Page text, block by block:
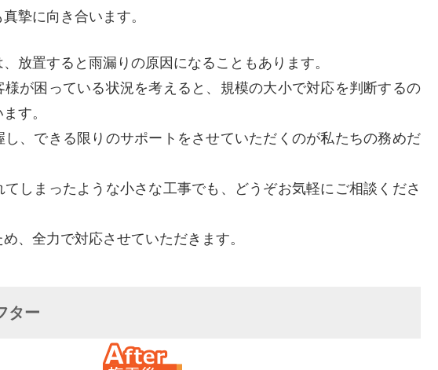
摯に向き合います。
放置すると雨漏りの原因になることもあります。
様が困っている状況を考えると、規模の大小で対応を判断するの
す。
し、できる限りのサポートをさせていただくのが私たちの務めだ
てしまったような小さな工事でも、どうぞお気軽にご相談くださ
、全力で対応させていただきます。
ター